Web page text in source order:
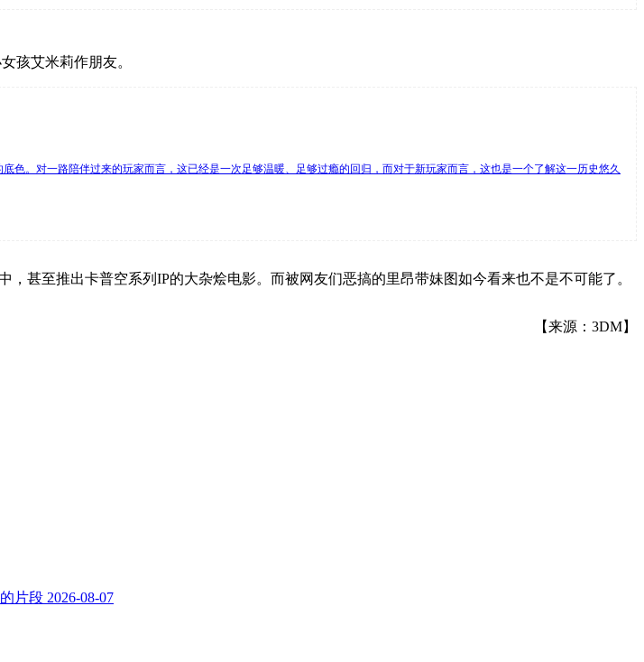
孩艾米莉作朋友。
色。对一路陪伴过来的玩家而言，这已经是一次足够温暖、足够过瘾的回归，而对于新玩家而言，这也是一个了解这一历史悠久
甚至推出卡普空系列IP的大杂烩电影。而被网友们恶搞的里昂带妹图如今看来也不是不可能了。
【来源：3DM】
片段 2026-08-07